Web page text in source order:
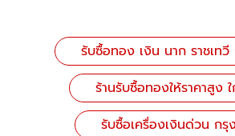
รับซื้อทอง เงิน นาก ราชเท
ร้านรับซื้อทองให้ราคาสูง
รับซื้อเครื่องเงินด่วน กรุ